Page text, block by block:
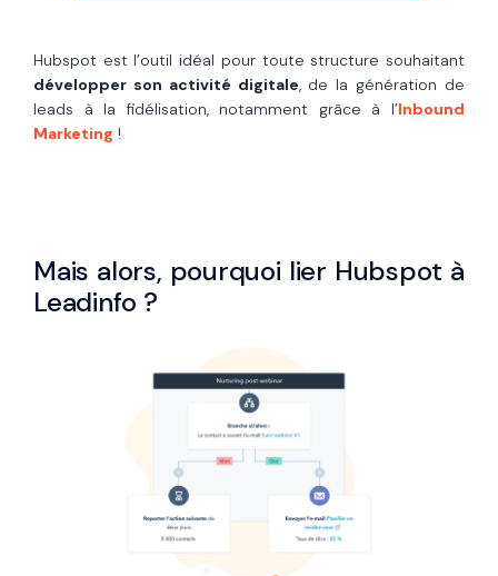
Hubspot est l’outil idéal pour toute structure souhaitant
développer son activité digitale, de la génération de
leads à la fidélisation, notamment grâce à l’Inbound
Marketing !
Mais alors, pourquoi lier Hubspot à
Leadinfo ?